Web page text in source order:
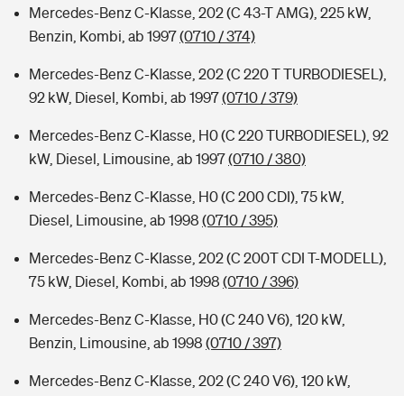
Mercedes-Benz C-Klasse, 202 (C 43-T AMG), 225 kW,
Benzin, Kombi, ab 1997(0710 / 374)
Mercedes-Benz C-Klasse, 202 (C 220 T TURBODIESEL),
92 kW, Diesel, Kombi, ab 1997(0710 / 379)
Mercedes-Benz C-Klasse, H0 (C 220 TURBODIESEL), 92
kW, Diesel, Limousine, ab 1997(0710 / 380)
Mercedes-Benz C-Klasse, H0 (C 200 CDI), 75 kW,
Diesel, Limousine, ab 1998 (0710 / 395)
Mercedes-Benz C-Klasse, 202 (C 200T CDI T-MODELL),
75 kW, Diesel, Kombi, ab 1998 (0710 / 396)
Mercedes-Benz C-Klasse, H0 (C 240 V6), 120 kW,
Benzin, Limousine, ab 1998 (0710 / 397)
Mercedes-Benz C-Klasse, 202 (C 240 V6), 120 kW,